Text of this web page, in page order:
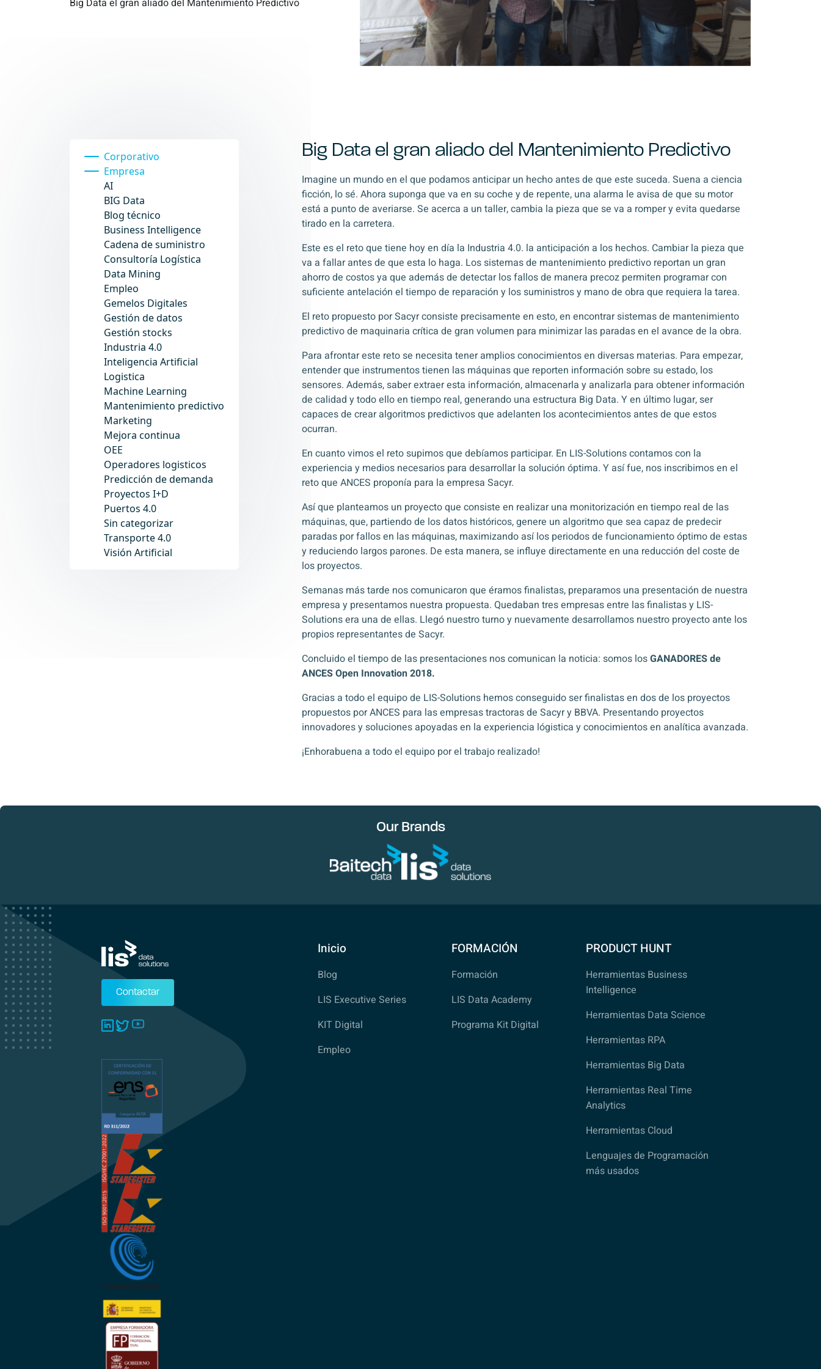
Big Data el gran aliado del Mantenimiento Predictivo
Corporativo
Empresa
AI
BIG Data
Blog técnico
Business Intelligence
Cadena de suministro
Consultoría Logística
Data Mining
Empleo
Gemelos Digitales
Gestión de datos
Gestión stocks
Industria 4.0
Inteligencia Artificial
Logistica
Machine Learning
Mantenimiento predictivo
Marketing
Mejora continua
OEE
Operadores logisticos
Predicción de demanda
Proyectos I+D
Puertos 4.0
Sin categorizar
Transporte 4.0
Visión Artificial
Big Data el gran aliado del Mantenimiento Predictivo
Imagine un mundo en el que podamos anticipar un hecho antes de que este suceda. Suena a ciencia
ficción, lo sé. Ahora suponga que va en su coche y de repente, una alarma le avisa de que su motor
está a punto de averiarse. Se acerca a un taller, cambia la pieza que se va a romper y evita quedarse
tirado en la carretera.
Este es el reto que tiene hoy en día la Industria 4.0. la anticipación a los hechos. Cambiar la pieza que
va a fallar antes de que esta lo haga. Los sistemas de mantenimiento predictivo reportan un gran
ahorro de costos ya que además de detectar los fallos de manera precoz permiten programar con
suficiente antelación el tiempo de reparación y los suministros y mano de obra que requiera la tarea.
El reto propuesto por Sacyr consiste precisamente en esto, en encontrar sistemas de mantenimiento
predictivo de maquinaria crítica de gran volumen para minimizar las paradas en el avance de la obra.
Para afrontar este reto se necesita tener amplios conocimientos en diversas materias. Para empezar,
entender que instrumentos tienen las máquinas que reporten información sobre su estado, los
sensores. Además, saber extraer esta información, almacenarla y analizarla para obtener información
de calidad y todo ello en tiempo real, generando una estructura Big Data. Y en último lugar, ser
capaces de crear algoritmos predictivos que adelanten los acontecimientos antes de que estos
ocurran.
En cuanto vimos el reto supimos que debíamos participar. En LIS-Solutions contamos con la
experiencia y medios necesarios para desarrollar la solución óptima. Y así fue, nos inscribimos en el
reto que ANCES proponía para la empresa Sacyr.
Así que planteamos un proyecto que consiste en realizar una monitorización en tiempo real de las
máquinas, que, partiendo de los datos históricos, genere un algoritmo que sea capaz de predecir
paradas por fallos en las máquinas, maximizando así los periodos de funcionamiento óptimo de estas
y reduciendo largos parones. De esta manera, se influye directamente en una reducción del coste de
los proyectos.
Semanas más tarde nos comunicaron que éramos finalistas, preparamos una presentación de nuestra
empresa y presentamos nuestra propuesta. Quedaban tres empresas entre las finalistas y LIS-
Solutions era una de ellas. Llegó nuestro turno y nuevamente desarrollamos nuestro proyecto ante los
propios representantes de Sacyr.
Concluido el tiempo de las presentaciones nos comunican la noticia: somos losGANADORES de
ANCES Open Innovation 2018.
Gracias a todo el equipo de LIS-Solutions hemos conseguido ser finalistas en dos de los proyectos
propuestos por ANCES para las empresas tractoras de Sacyr y BBVA. Presentando proyectos
innovadores y soluciones apoyadas en la experiencia lógistica y conocimientos en analítica avanzada.
¡Enhorabuena a todo el equipo por el trabajo realizado!
Our Brands
Contactar
Inicio
Blog
LIS Executive Series
KIT Digital
Empleo
FORMACIÓN
Formación
LIS Data Academy
Programa Kit Digital
PRODUCT HUNT
Herramientas Business
Intelligence
Herramientas Data Science
Herramientas RPA
Herramientas Big Data
Herramientas Real Time
Analytics
Herramientas Cloud
Lenguajes de Programación
más usados